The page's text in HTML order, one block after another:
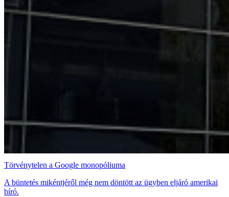
Törvénytelen a Google monopóliuma
A büntetés mikéntjéről még nem döntött az ügyben eljáró amerikai
bíró.